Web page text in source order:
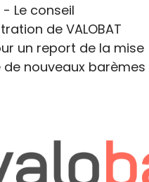
- Le conseil
de VALOBAT
un report de la mise
nouveaux barèmes